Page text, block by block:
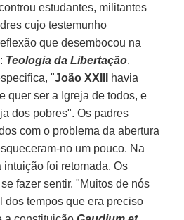
estudantes, militantes
cujo testemunho
que desembocou na
Teologia da Libertação.
"João XXIII havia
quer ser a Igreja de todos, e
dos pobres". Os padres
com o problema da abertura
no um pouco. Na
intuição foi retomada. Os
fazer sentir. "Muitos de nós
dos tempos que era preciso